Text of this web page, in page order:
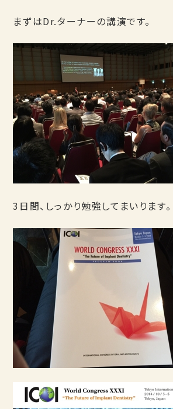
まずはDr.ターナーの講演です。
3日間、しっかり勉強してまいります。